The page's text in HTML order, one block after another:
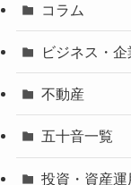
コラム
ビジネス・
不動産
五十音一覧
投資・資産運